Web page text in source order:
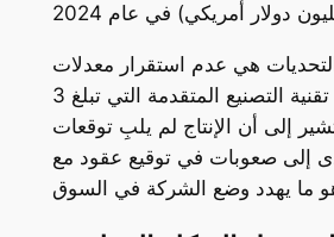
هي عدم استقرار معدلات
الإنتاج في تقنية التصنيع المتقدمة التي تبلغ 3
تشير إلى أن الإنتاج لم يلبِ توقعات
إلى صعوبات في توقيع عقود مع